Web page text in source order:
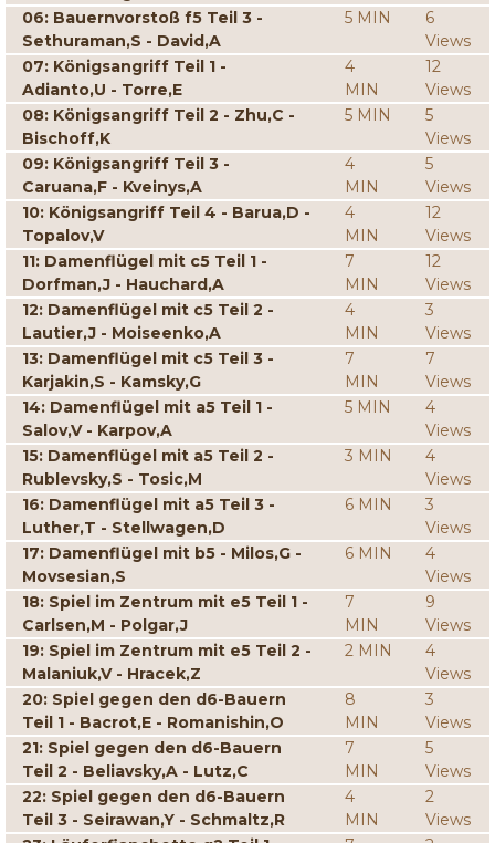
06: Bauernvorstoß f5 Teil 3 -
Sethuraman,S - David,A
5 MIN
6
Views
07: Königsangriff Teil 1 -
Adianto,U - Torre,E
4
MIN
12
Views
08: Königsangriff Teil 2 - Zhu,C -
Bischoff,K
5 MIN
5
Views
09: Königsangriff Teil 3 -
Caruana,F - Kveinys,A
4
MIN
5
Views
10: Königsangriff Teil 4 - Barua,D -
Topalov,V
4
MIN
12
Views
11: Damenflügel mit c5 Teil 1 -
Dorfman,J - Hauchard,A
7
MIN
12
Views
12: Damenflügel mit c5 Teil 2 -
Lautier,J - Moiseenko,A
4
MIN
3
Views
13: Damenflügel mit c5 Teil 3 -
Karjakin,S - Kamsky,G
7
MIN
7
Views
14: Damenflügel mit a5 Teil 1 -
Salov,V - Karpov,A
5 MIN
4
Views
15: Damenflügel mit a5 Teil 2 -
Rublevsky,S - Tosic,M
3 MIN
4
Views
16: Damenflügel mit a5 Teil 3 -
Luther,T - Stellwagen,D
6 MIN
3
Views
17: Damenflügel mit b5 - Milos,G -
Movsesian,S
6 MIN
4
Views
18: Spiel im Zentrum mit e5 Teil 1 -
Carlsen,M - Polgar,J
7
MIN
9
Views
19: Spiel im Zentrum mit e5 Teil 2 -
Malaniuk,V - Hracek,Z
2 MIN
4
Views
20: Spiel gegen den d6-Bauern
Teil 1 - Bacrot,E - Romanishin,O
8
MIN
3
Views
21: Spiel gegen den d6-Bauern
Teil 2 - Beliavsky,A - Lutz,C
7
MIN
5
Views
22: Spiel gegen den d6-Bauern
Teil 3 - Seirawan,Y - Schmaltz,R
4
MIN
2
Views